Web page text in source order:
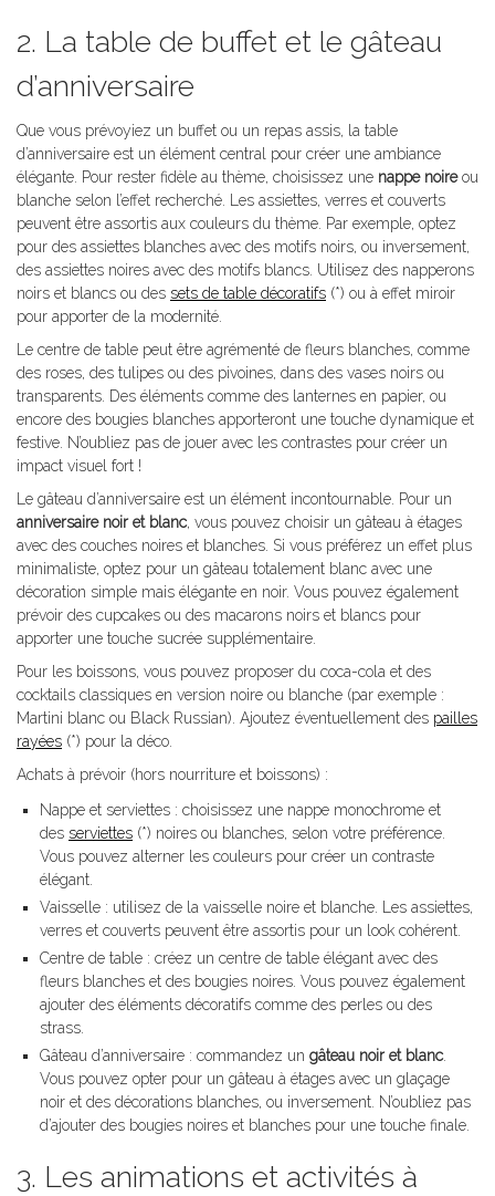
2. La table de buffet et le gâteau
d’anniversaire
Que vous prévoyiez un buffet ou un repas assis, la table
d’anniversaire est un élément central pour créer une ambiance
élégante. Pour rester fidèle au thème, choisissez une nappe noireou
blanche selon l’effet recherché. Les assiettes, verres et couverts
peuvent être assortis aux couleurs du thème. Par exemple, optez
pour des assiettes blanches avec des motifs noirs, ou inversement,
des assiettes noires avec des motifs blancs. Utilisez des napperons
noirs et blancs ou des sets de table décoratifs (*) ou à effet miroir
pour apporter de la modernité.
Le centre de table peut être agrémenté de fleurs blanches, comme
des roses, des tulipes ou des pivoines, dans des vases noirs ou
transparents. Des éléments comme des lanternes en papier, ou
encore des bougies blanches apporteront une touche dynamique et
festive. N’oubliez pas de jouer avec les contrastes pour créer un
impact visuel fort !
Le gâteau d’anniversaire est un élément incontournable. Pour un
anniversaire noir et blanc, vous pouvez choisir un gâteau à étages
avec des couches noires et blanches. Si vous préférez un effet plus
minimaliste, optez pour un gâteau totalement blanc avec une
décoration simple mais élégante en noir. Vous pouvez également
prévoir des cupcakes ou des macarons noirs et blancs pour
apporter une touche sucrée supplémentaire.
Pour les boissons, vous pouvez proposer du coca-cola et des
cocktails classiques en version noire ou blanche (par exemple :
Martini blanc ou Black Russian). Ajoutez éventuellement des pailles
rayées (*) pour la déco.
Achats à prévoir (hors nourriture et boissons) :
Nappe et serviettes : choisissez une nappe monochrome et
des serviettes (*) noires ou blanches, selon votre préférence.
Vous pouvez alterner les couleurs pour créer un contraste
élégant.
Vaisselle : utilisez de la vaisselle noire et blanche. Les assiettes,
verres et couverts peuvent être assortis pour un look cohérent.
Centre de table : créez un centre de table élégant avec des
fleurs blanches et des bougies noires. Vous pouvez également
ajouter des éléments décoratifs comme des perles ou des
strass.
Gâteau d’anniversaire : commandez un gâteau noir et blanc.
Vous pouvez opter pour un gâteau à étages avec un glaçage
noir et des décorations blanches, ou inversement. N’oubliez pas
d’ajouter des bougies noires et blanches pour une touche finale.
3. Les animations et activités à